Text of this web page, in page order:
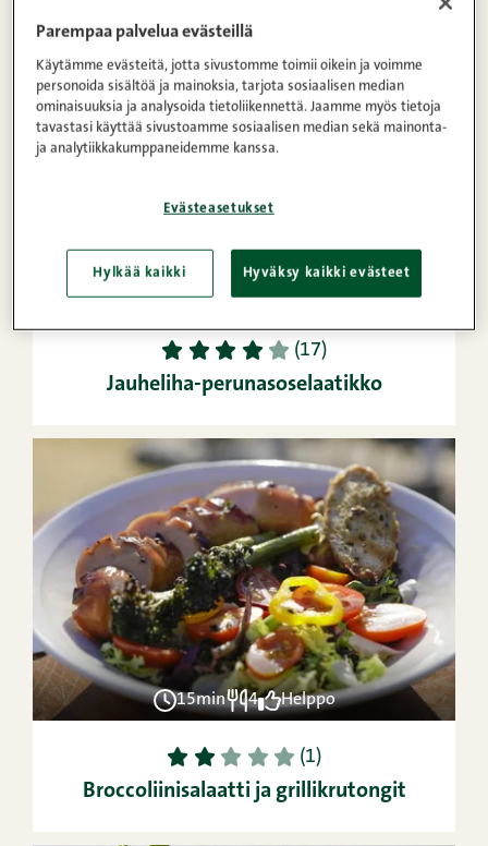
45min 6 Helppo
1 2 3 4 5 (17)
Jauheliha-perunasoselaatikko
15min 4 Helppo
1 2 3 4 5 (1)
Broccoliinisalaatti ja grillikrutongit
Parempaa palvelua evästeillä
Käytämme evästeitä, jotta sivustomme toimii oikein ja voimme
personoida sisältöä ja mainoksia, tarjota sosiaalisen median
ominaisuuksia ja analysoida tietoliikennettä. Jaamme myös tietoja
tavastasi käyttää sivustoamme sosiaalisen median sekä mainonta-
ja analytiikkakumppaneidemme kanssa.
Evästeasetukset
Hylkää kaikki Hyväksy kaikki evästeet